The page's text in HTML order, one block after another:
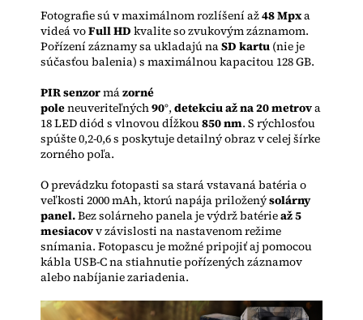
Fotografie sú v maximálnom rozlíšení až48 Mpxa
videá voFull HD kvalite so zvukovým záznamom.
Pořízení záznamy sa ukladajú naSD kartu (nie je
súčasťou balenia) s maximálnou kapacitou 128 GB.
PIR senzormázorné
poleneuveriteľných90°, detekciu až na 20 metrova
18 LED diód s vlnovou dĺžkou850 nm. S rýchlosťou
spúšte 0,2-0,6 s poskytuje detailný obraz v celej šírke
zorného poľa.
O prevádzku fotopasti sa stará vstavaná batéria o
veľkosti 2000 mAh, ktorú napája priloženýsolárny
panel.Bez solárneho panela je výdrž batérieaž 5
mesiacovv závislosti na nastavenom režime
snímania. Fotopascu je možné pripojiť aj pomocou
kábla USB-C na stiahnutie pořízených záznamov
alebo nabíjanie zariadenia.